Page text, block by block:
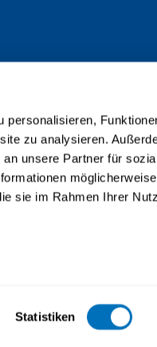
zu analysieren.
unsere Partner für
sie im Rahmen Ihrer
Statistiken